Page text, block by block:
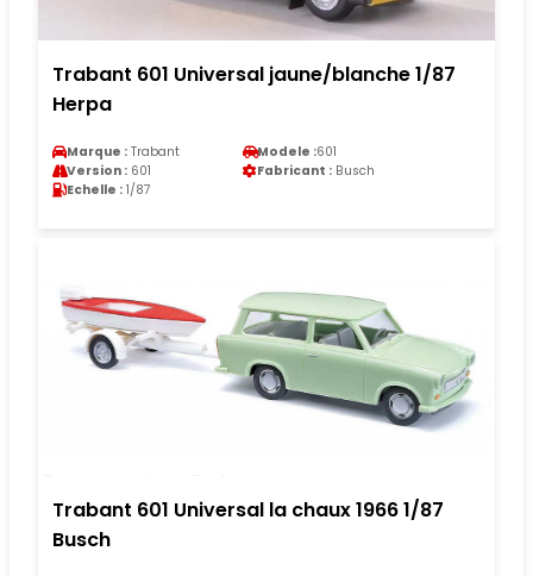
Trabant 601 Universal jaune/blanche 1/87
Herpa
Marque : Trabant Modele :601
Version : 601 Fabricant : Busch
Echelle : 1/87
Trabant 601 Universal la chaux 1966 1/87
Busch